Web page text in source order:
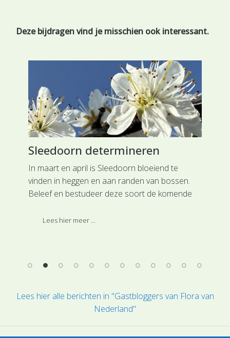
Deze bijdragen vind je misschien ook interessant.
Sleedoorn determineren
In maart en april is Sleedoorn bloeiend te
vinden in heggen en aan randen van bossen.
Beleef en bestudeer deze soort de komende
vaasje voor je raam.
Lees hier meer ...
Lees hier alle berichten in "Gastbloggers van Flora van
Nederland"